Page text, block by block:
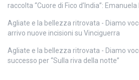
raccolta “Cuore di Fico d’India”:
Agliate e la bellezza ritrovata - Diamo
arrivo nuove incisioni su Vinciguerra
Agliate e la bellezza ritrovata - Diamo
successo per “Sulla riva della notte”